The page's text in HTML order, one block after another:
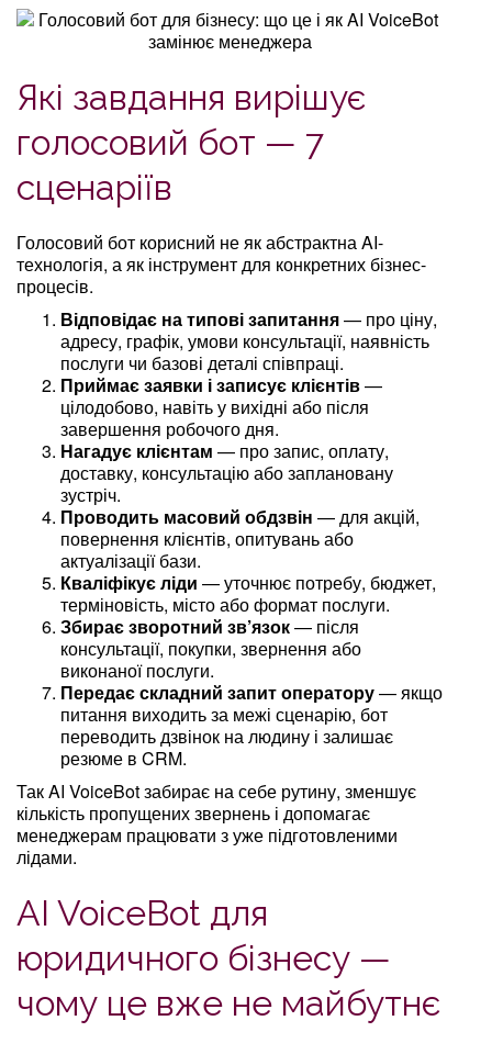
Які завдання вирішує
голосовий бот — 7
сценаріїв
Голосовий бот корисний не як абстрактна AI-
технологія, а як інструмент для конкретних бізнес-
процесів.
Відповідає на типові запитання— про ціну,
адресу, графік, умови консультації, наявність
послуги чи базові деталі співпраці.
Приймає заявки і записує клієнтів—
цілодобово, навіть у вихідні або після
завершення робочого дня.
Нагадує клієнтам — про запис, оплату,
доставку, консультацію або заплановану
зустріч.
Проводить масовий обдзвін — для акцій,
повернення клієнтів, опитувань або
актуалізації бази.
Кваліфікує ліди — уточнює потребу, бюджет,
терміновість, місто або формат послуги.
Збирає зворотний зв’язок— після
консультації, покупки, звернення або
виконаної послуги.
Передає складний запит оператору— якщо
питання виходить за межі сценарію, бот
переводить дзвінок на людину і залишає
резюме в CRM.
Так AI VoiceBot забирає на себе рутину, зменшує
кількість пропущених звернень і допомагає
менеджерам працювати з уже підготовленими
лідами.
AI VoiceBot для
юридичного бізнесу —
чому це вже не майбутнє